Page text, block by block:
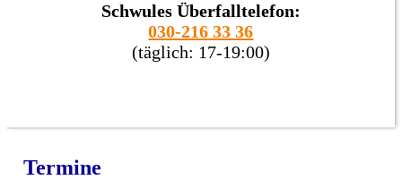
Schwules Überfalltelefon:
030-216 33 36
(täglich: 17-19:00)
Termine